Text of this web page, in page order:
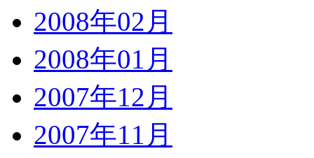
2008年02月
2008年01月
2007年12月
2007年11月